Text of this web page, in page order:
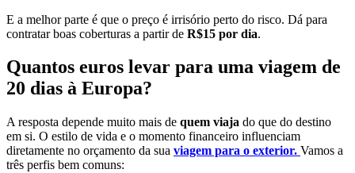
E a melhor parte é que o preço é irrisório perto do risco. Dá para
contratar boas coberturas a partir de R$15 por dia.
Quantos euros levar para uma viagem de
20 dias à Europa?
A resposta depende muito mais de quem viaja do que do destino
em si. O estilo de vida e o momento financeiro influenciam
diretamente no orçamento da sua viagem para o exterior. Vamos a
três perfis bem comuns: